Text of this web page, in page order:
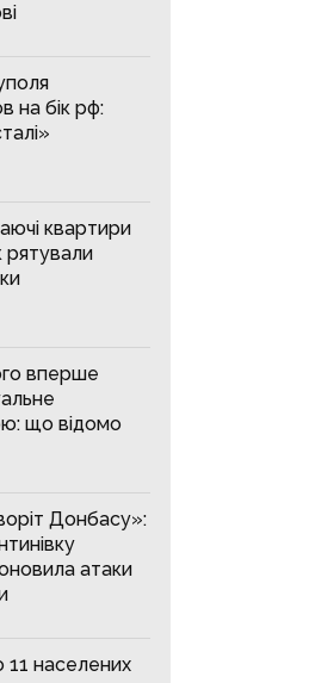
на бік рф:
квартири
рятували
вперше
що відомо
Донбасу»:
атаки
11 населених